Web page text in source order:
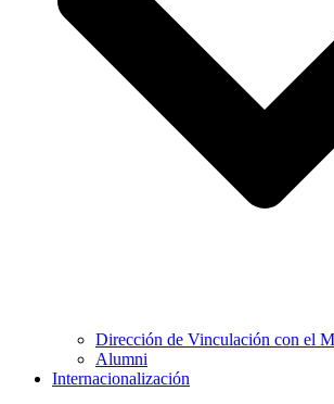
Dirección de Vinculación con el
Alumni
Internacionalización